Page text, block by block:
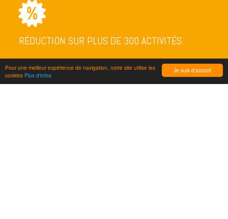
Je suis d'accord
Pour une meilleur expérience de navigation, notre site utilise les
cookies Plus d'infos
RÉDUCTION SUR PLUS DE 300 ACTIVITÉS